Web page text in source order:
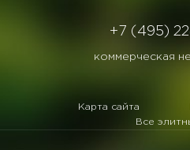
+7 (495)
коммерческая
Карта сайта
Все